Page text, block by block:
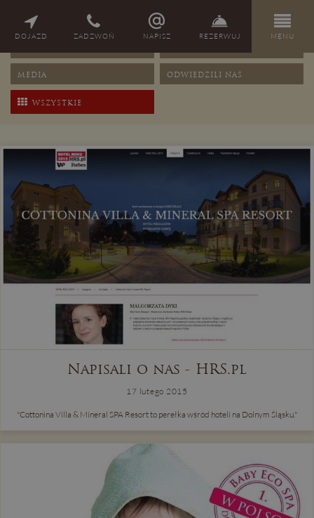
DOJAZD ZADZWOŃ NAPISZ REZERWUJ MENU
NAGRODY
MEDIA ODWIEDZILI NAS
WSZYSTKIE
Napisali o nas - HRS.pl
17 lutego 2015
"Cottonina Villa & Mineral SPA Resort to perełka wśród hoteli na Dolnym Śląsku."